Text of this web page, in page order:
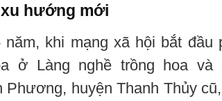
hướng mới
khi mạng xã hội bắt đầu
ở Làng nghề trồng hoa và
huyện Thanh Thủy